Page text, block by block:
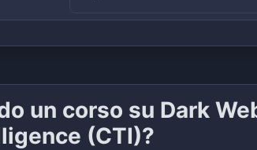
un corso su Dark
(CTI)?